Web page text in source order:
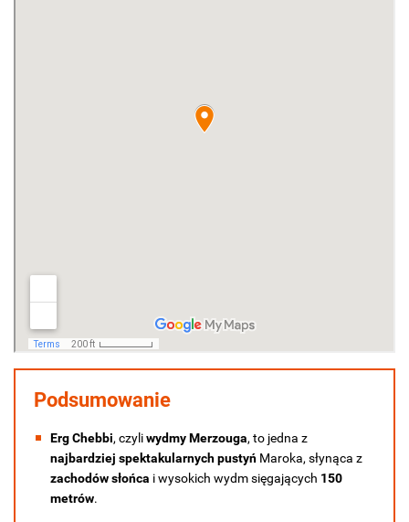
Podsumowanie
Erg Chebbi, czyliwydmy Merzouga, to jedna z
najbardziej spektakularnych pustyń Maroka, słynąca z
zachodów słońca i wysokich wydm sięgających 150
metrów.